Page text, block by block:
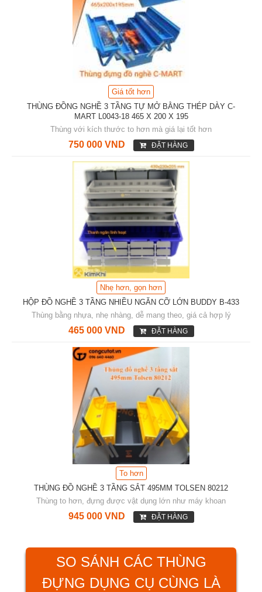
Giá tốt hơn
THÙNG ĐỒNG NGHỀ 3 TẦNG TỰ MỞ BẰNG THÉP DÀY C-
MART L0043-18 465 X 200 X 195
Thùng với kích thước to hơn mà giá lại tốt hơn
750 000 VND ĐẶT HÀNG
Nhẹ hơn, gọn hơn
HỘP ĐỒ NGHỀ 3 TẦNG NHIỀU NGĂN CỠ LỚN BUDDY B-433
Thùng bằng nhựa, nhẹ nhàng, dễ mang theo, giá cả hợp lý
465 000 VND ĐẶT HÀNG
To hơn
THÙNG ĐỒ NGHỀ 3 TẦNG SẮT 495MM TOLSEN 80212
Thùng to hơn, đựng được vật dụng lớn như máy khoan
945 000 VND ĐẶT HÀNG
SO SÁNH CÁC THÙNG
ĐỰNG DỤNG CỤ CÙNG LÀ